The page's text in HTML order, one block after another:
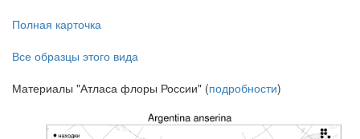
Полная карточка
Все образцы этого вида
Материалы "Атласа флоры России" (подробности)